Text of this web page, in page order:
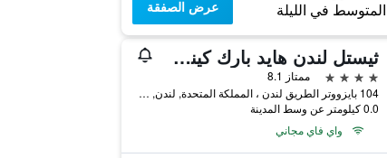
المتوسط في الليلة عرض الصفقة
ثيستل لندن هايد بارك كينسينجتون جاردنز
4 نجوم
ممتاز 8.1
104 بايزووتر الطريق لندن ، المملكة المتحدة, لندن, المملكة المتحدة
0.0 كيلومتر عن وسط المدينة
واي فاي مجاني